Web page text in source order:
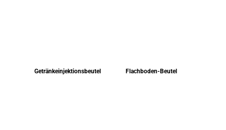
Getränkeinjektionsbeutel Flachboden-Beutel